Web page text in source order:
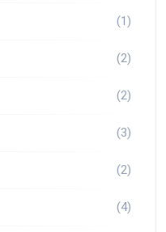
(1)
(2)
(2)
(3)
(2)
(4)